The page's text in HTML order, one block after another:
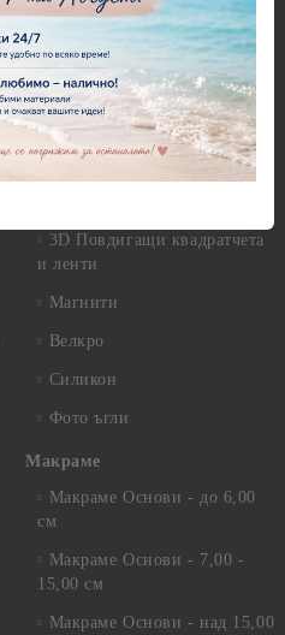
Инструменти и пособия за
квилинг
Комплекти за декорация
Лепила и лепящи средства
Лепила
3D Повдигащи квадратчета
и ленти
Магнити
Велкро
Силикон
Фото ъгли
Макраме
Макраме Основи - до 6,00
см
Макраме Основи - 7,00 -
15,00 см
Макраме Основи - над 15,00